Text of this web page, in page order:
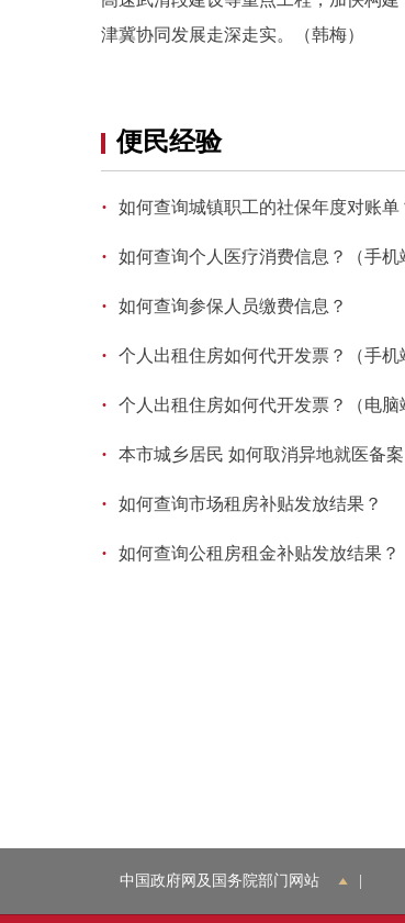
津冀协同发展走深走实。（韩梅）
便民经验
· 如何查询城镇职工的社保年度对账单
· 如何查询个人医疗消费信息？（手机
· 如何查询参保人员缴费信息？
· 个人出租住房如何代开发票？（手机
· 个人出租住房如何代开发票？（电脑
· 本市城乡居民 如何取消异地就医备案
· 如何查询市场租房补贴发放结果？
· 如何查询公租房租金补贴发放结果？
中国政府网及国务院部门网站